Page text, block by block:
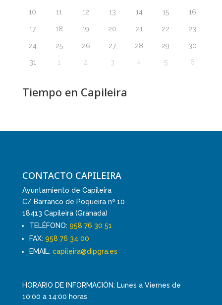
10 11 12 13 14 15 16
17 18 19 20 21 22 23
24 25 26 27 28 29 30
31 1 2 3 4 5 6
Tiempo en Capileira
CONTACTO CAPILEIRA
Ayuntamiento de Capileira
C/ Barranco de Poqueira nº 10
18413 Capileira (Granada)
TELÉFONO: 958 76 30 51
FAX: 958 76 34 00
EMAIL: capileira@dipgra.es
HORARIO DE INFORMACIÓN: Lunes a Viernes de
10:00 a 14:00 horas